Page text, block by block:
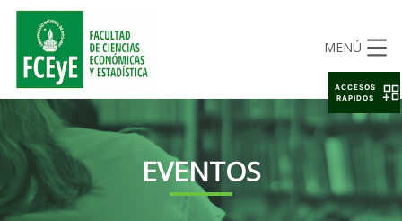
MENÚ
EVENTOS
ACCESOS
RAPIDOS